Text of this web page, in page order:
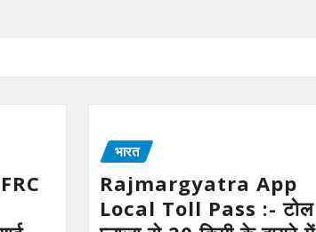
भारत
Rajmargyatra App
Local Toll Pass :- टोल